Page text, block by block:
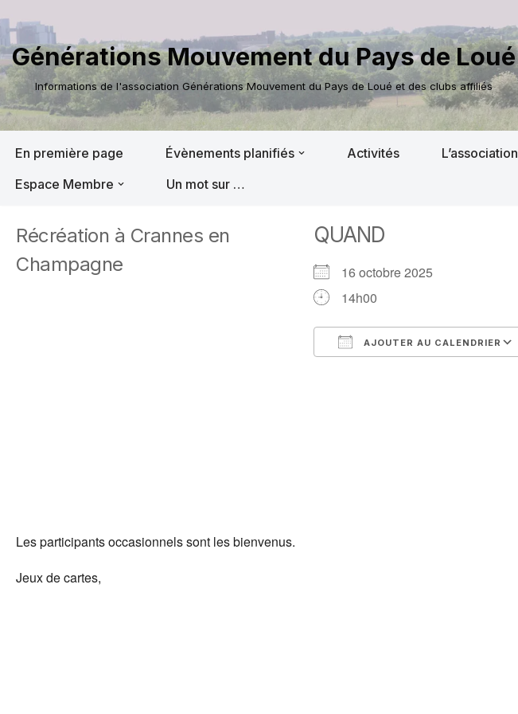
Aller
au
contenu
Générations Mouvement du Pays de Loué
Informations de l'association Générations Mouvement du Pays de Loué et des clubs affiliés
En première page Évènements planifiés Activités L’association
Espace Membre
Un mot sur …
Récréation à Crannes en
Champagne
QUAND
16 octobre 2025
14h00
AJOUTER AU CALENDRIER
Les participants occasionnels sont les bienvenus.
Jeux de cartes,